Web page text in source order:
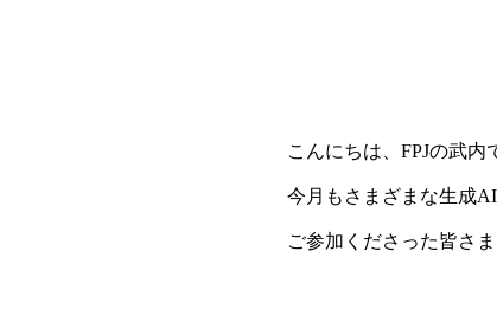
こんにちは、FPJの武内
今月もさまざまな生成
ご参加くださった皆さ